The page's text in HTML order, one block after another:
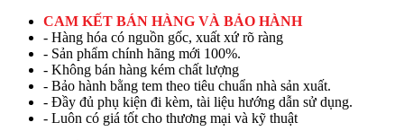
CAM KẾT BÁN HÀNG VÀ BẢO HÀNH
- Hàng hóa có nguồn gốc, xuất xứ rõ ràng
- Sản phẩm chính hãng mới 100%.
- Không bán hàng kém chất lượng
- Bảo hành bằng tem theo tiêu chuẩn nhà sản xuất.
- Đầy đủ phụ kiện đi kèm, tài liệu hướng dẫn sử dụng.
- Luôn có giá tốt cho thương mại và kỹ thuật